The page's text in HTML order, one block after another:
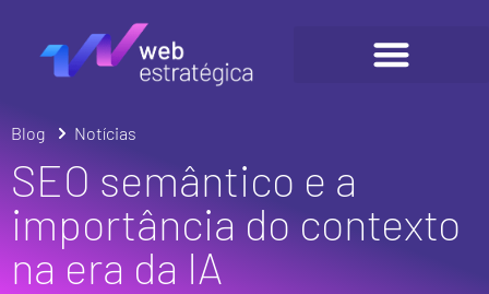
Blog Notícias
SEO semântico e a
importância do contexto
na era da IA